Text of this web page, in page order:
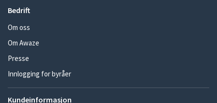
Bedrift
Om oss
Om Awaze
Presse
Innlogging for byråer
Kundeinformasjon